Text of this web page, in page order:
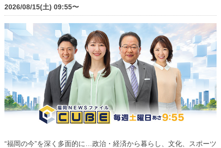
2026/08/15(土) 09:55〜
“福岡の今”を深く多面的に…政治・経済から暮らし、文化、スポーツ